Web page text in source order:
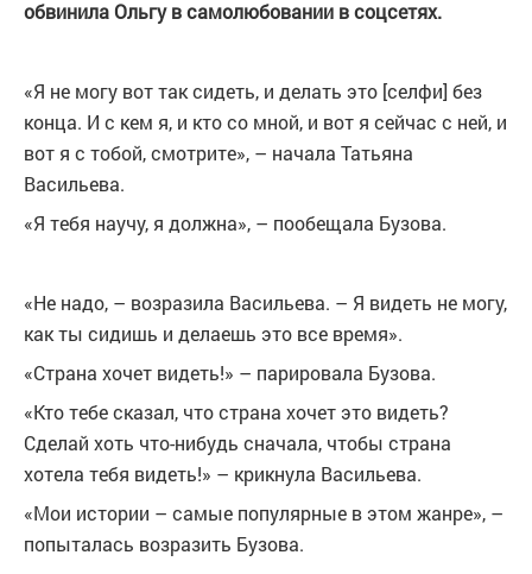
обвинила Ольгу в самолюбовании в соцсетях.
«Я не могу вот так сидеть, и делать это [селфи] без
конца. И с кем я, и кто со мной, и вот я сейчас с ней, и
вот я с тобой, смотрите», – начала Татьяна
Васильева.
«Я тебя научу, я должна», – пообещала Бузова.
«Не надо, – возразила Васильева. – Я видеть не могу,
как ты сидишь и делаешь это все время».
«Страна хочет видеть!» – парировала Бузова.
«Кто тебе сказал, что страна хочет это видеть?
Сделай хоть что-нибудь сначала, чтобы страна
хотела тебя видеть!» – крикнула Васильева.
«Мои истории – самые популярные в этом жанре», –
попыталась возразить Бузова.